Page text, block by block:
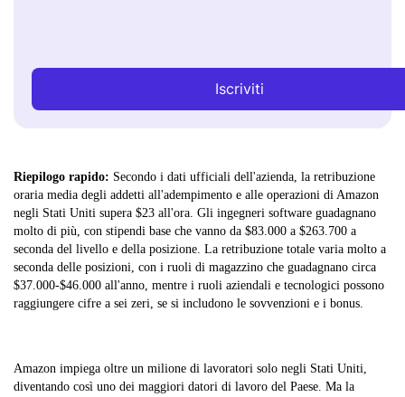
Iscriviti
Riepilogo rapido: Secondo i dati ufficiali dell'azienda, la retribuzione
oraria media degli addetti all'adempimento e alle operazioni di Amazon
negli Stati Uniti supera $23 all'ora. Gli ingegneri software guadagnano
molto di più, con stipendi base che vanno da $83.000 a $263.700 a
seconda del livello e della posizione. La retribuzione totale varia molto a
seconda delle posizioni, con i ruoli di magazzino che guadagnano circa
$37.000-$46.000 all'anno, mentre i ruoli aziendali e tecnologici possono
raggiungere cifre a sei zeri, se si includono le sovvenzioni e i bonus.
Amazon impiega oltre un milione di lavoratori solo negli Stati Uniti,
diventando così uno dei maggiori datori di lavoro del Paese. Ma la